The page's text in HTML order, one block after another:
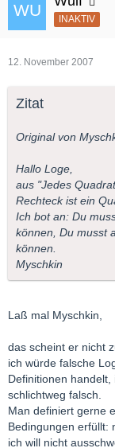
INAKTIV
12. November 2007
Zitat
Original von
Hallo Loge,
aus "Jedes
Rechteck ist ein
Ich bot an: Du
können, Du musst
können.
Myschkin
Laß mal Myschkin,
das scheint er nicht
ich würde falsche
Definitionen
schlichtweg falsch.
Man definiert gerne
Bedingungen erfüllt:
ich will nicht